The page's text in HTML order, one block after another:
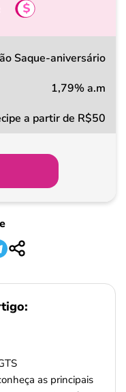
Saque-aniversário
1,79% a.m
a partir de R$50
as principais